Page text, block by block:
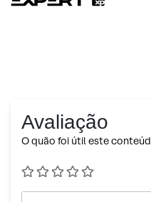
Avaliação
O quão foi útil este